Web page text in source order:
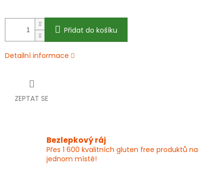
Přidat do košíku
Detailní informace
ZEPTAT SE
Bezlepkový ráj
Přes 1 600 kvalitních gluten free produktů na
jednom místě!